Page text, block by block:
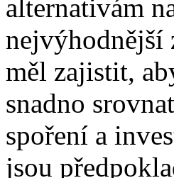
alternativám
nejvýhodnější
měl zajistit,
snadno
spoření a
jsou